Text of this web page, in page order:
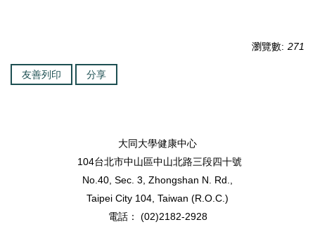
瀏覽數: 271
友善列印 分享
大同大學健康中心
104台北市中山區中山北路三段四十號
No.40, Sec. 3, Zhongshan N. Rd.,
Taipei City 104, Taiwan (R.O.C.)
電話： (02)2182-2928